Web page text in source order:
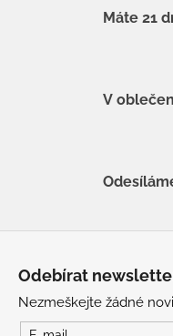
Máte 21
V
Odebírat
Nezmeškejte žádné